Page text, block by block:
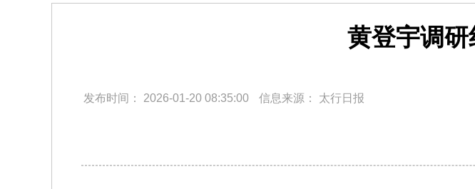
黄登宇调
发布时间： 2026-01-20 08:35:00 信息来源： 太行日报